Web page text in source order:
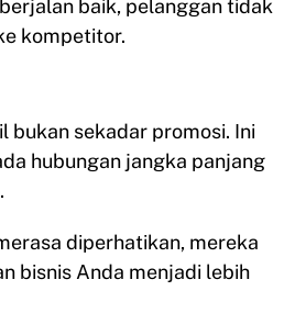
baik, pelanggan tidak
kompetitor.
bukan sekadar promosi. Ini
hubungan jangka panjang
diperhatikan, mereka
bisnis Anda menjadi lebih